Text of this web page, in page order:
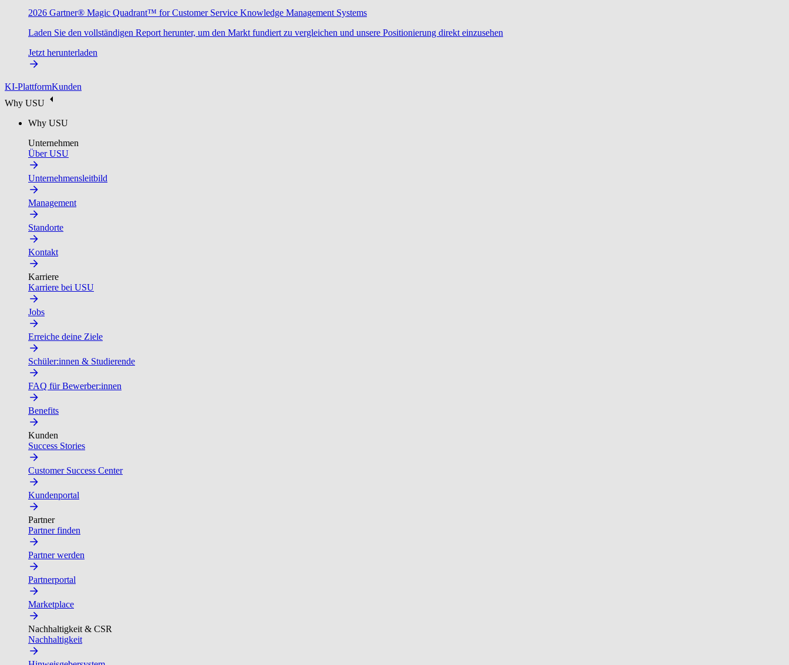
2026 Gartner® Magic Quadrant™ for Customer Service Knowledge Management Systems
Laden Sie den vollständigen Report herunter, um den Markt fundiert zu vergleichen und unsere Positionierung direkt einzusehen
Jetzt herunterladen
KI-PlattformKunden
Why USU
Why USU
Unternehmen
Über USU
Unternehmensleitbild
Management
Standorte
Kontakt
Karriere
Karriere bei USU
Jobs
Erreiche deine Ziele
Schüler:innen & Studierende
FAQ für Bewerber:innen
Benefits
Kunden
Success Stories
Customer Success Center
Kundenportal
Partner
Partner finden
Partner werden
Partnerportal
Marketplace
Nachhaltigkeit & CSR
Nachhaltigkeit